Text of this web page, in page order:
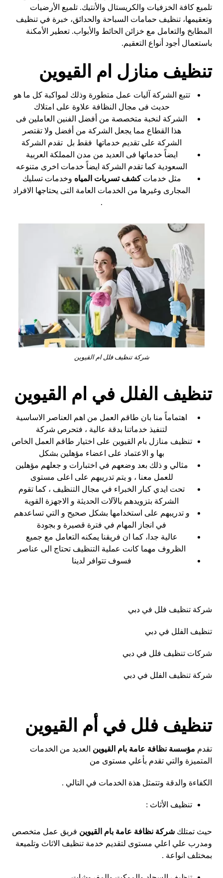
تلميع كافة الخزفيات والكريستال والأنتيك. تلميع الأرضيات
وتعقيمها، تنظيف حمامات السباحة والحدائق، خبرة في تنظيف
المطابخ والتعامل مع خزائن الحائط والأبواب. تعطير الأمكنة
باستعمال أجود أنواع التعقيم.
تنظيف منازل ام القيوين
تتبع الشركة آليات عمل متطورة وذلك لمواكبة كل ما هو
حديث فى مجال النظافة علاوة على امتلاك
الشركة لنخبة متخصصة من أفضل الفنين العاملين فى
هذا القطاع مما يجعل الشركة من أفضل ولا تقتصر
الشركة على تقديم خدماتها فقط بل تقدم الشركة
ايضاً خدماتها فى العديد من مدن المملكة العربية
السعودية كما تقدم الشركة ايضاً خدمات اخرى متنوعه
مثل خدماتكشف تسربات المياه وخدمات تسليك
المجارى وغيرها من الخدمات العامة التى يحتاجها الافراد
.
شركة تنظيف فلل ام القيوين
تنظيف الفلل في ام القيوين
اهتماماً منا بان طاقم العمل من اهم العناصر الاساسية
لتنفيذ خدماتنا بدقة عالية ، فتحرص شركة
تنظيف منازل بام القيوين على اختيار طاقم العمل الخاص
بها و الاعتماد على اعضاء مؤهلين بشكل
مثالي و ذلك بعد وضعهم في اختبارات و جعلهم مؤهلين
للعمل معنا ، و يتم تدريبهم على اعلى مستوى
تحت ايدي كبار الخبراء في مجال التنظيف ، كما تقوم
الشركة بتزويدهم بالآلات الحديثة و الاجهزة القوية
و تدريبهم على استخدامها بشكل صحيح و التي تساعدهم
في انجاز المهام في فترة قصيرة و بجودة
عالية جدا، كما ان فريقنا يمكنه التعامل مع جميع
الظروف مهما كانت عملية التنظيف تحتاج الى عناصر
فسوف تتوافر لدينا
شركة تنظيف فلل في دبي
تنظيف الفلل في دبي
شركات تنظيف فلل في دبي
شركة تنظيف الفلل في دبي
تنظيف فلل في أم القيوين
تقدم مؤسسة نظافة عامة بام القيوين العديد من الخدمات
المتميزة والتي تقدم بأعلي مستوى من
الكفاءة والدقة وتتمثل هذة الخدمات في التالي .
تنظيف الأثاث :
حيث تمتلكشركة نظافة عامة بام القيوين فريق عمل متخصص
ومدرب علي اعلي مستوى لتقديم خدمة تنظيف الاثاث وتلميعة
بمختلف انواعة .